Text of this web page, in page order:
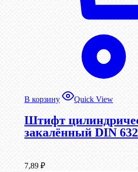
В корзину Quick View
Штифт
закалённый DIN
7,89 ₽